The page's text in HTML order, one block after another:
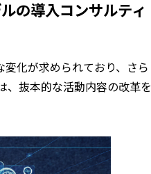
の導入コンサルティ
化が求められており、さら
、抜本的な活動内容の改革を